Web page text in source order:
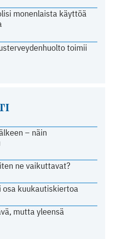
monenlaista käyttöä
toimii
– näin
ne vaikuttavat?
osa kuukautiskiertoa
mutta yleensä